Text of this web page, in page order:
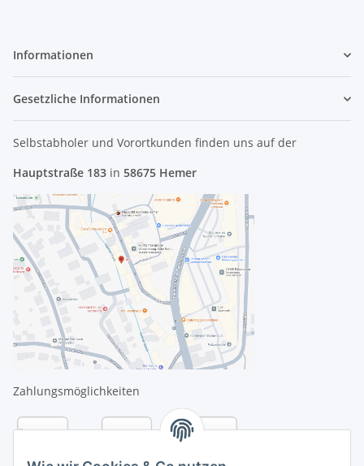
Informationen
Gesetzliche Informationen
Selbstabholer und Vorortkunden finden uns auf der
Hauptstraße 183 in 58675 Hemer
Zahlungsmöglichkeiten